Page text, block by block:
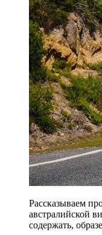
Рассказываем
австралийской
содержать,